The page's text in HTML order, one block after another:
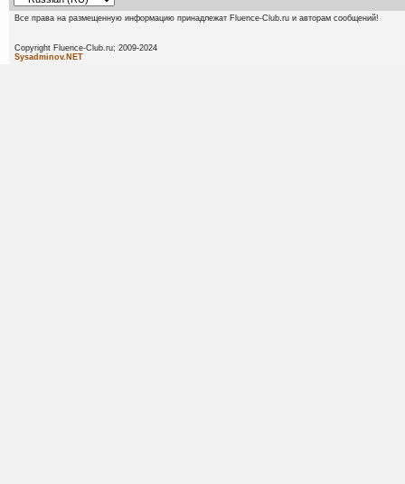
Все права на размещенную информацию принадлежат Fluence-Club.ru и авторам сообщений!
Copyright Fluence-Club.ru;
Sysadminov.NET